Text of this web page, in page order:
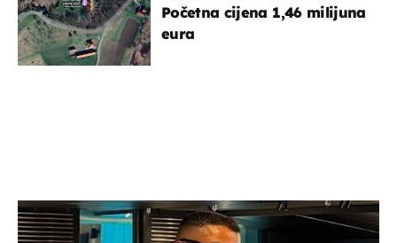
Početna cijena 1,46 milijuna
eura